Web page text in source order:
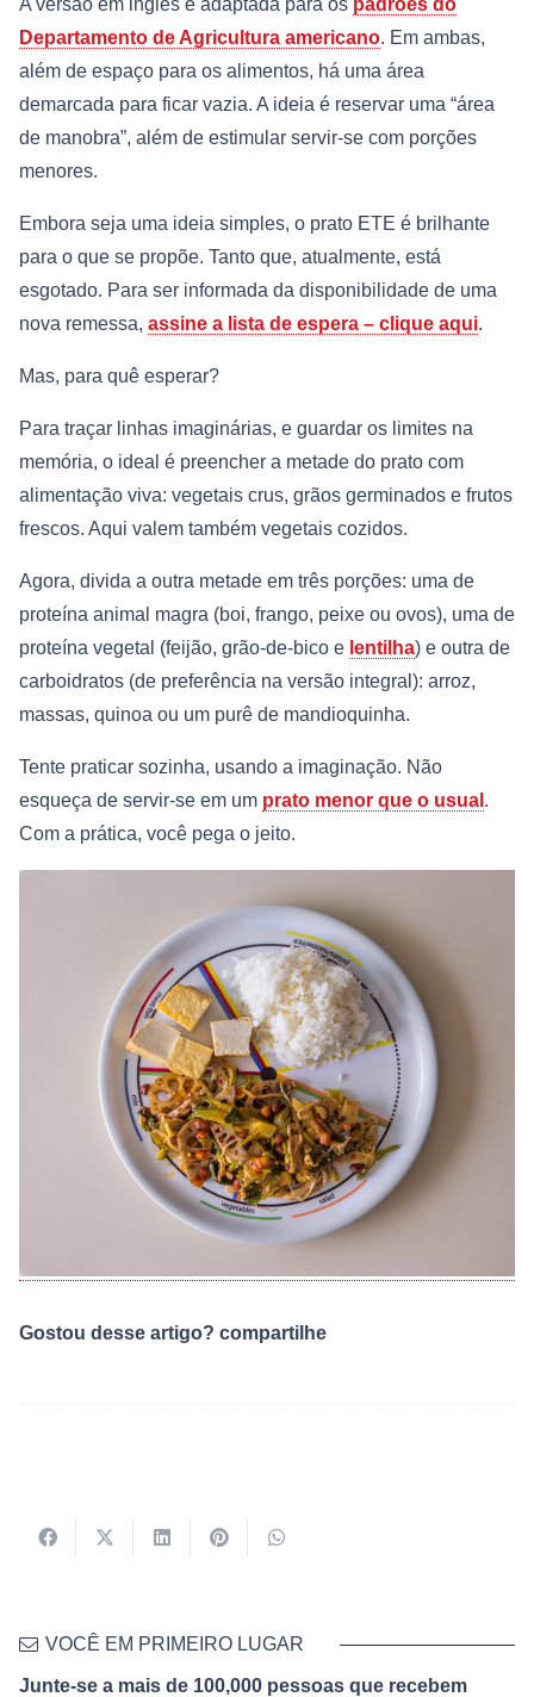
A versão em inglês é adaptada para os padrões do
Departamento de Agricultura americano. Em ambas,
além de espaço para os alimentos, há uma área
demarcada para ficar vazia. A ideia é reservar uma “área
de manobra”, além de estimular servir-se com porções
menores.
Embora seja uma ideia simples, o prato ETE é brilhante
para o que se propõe. Tanto que, atualmente, está
esgotado. Para ser informada da disponibilidade de uma
nova remessa, assine a lista de espera – clique aqui.
Mas, para quê esperar?
Para traçar linhas imaginárias, e guardar os limites na
memória, o ideal é preencher a metade do prato com
alimentação viva: vegetais crus, grãos germinados e frutos
frescos. Aqui valem também vegetais cozidos.
Agora, divida a outra metade em três porções: uma de
proteína animal magra (boi, frango, peixe ou ovos), uma de
proteína vegetal (feijão, grão-de-bico e lentilha) e outra de
carboidratos (de preferência na versão integral): arroz,
massas, quinoa ou um purê de mandioquinha.
Tente praticar sozinha, usando a imaginação. Não
esqueça de servir-se em um prato menor que o usual .
Com a prática, você pega o jeito.
Gostou desse artigo? compartilhe
VOCÊ EM PRIMEIRO LUGAR
Junte-se a mais de 100,000 pessoas que recebem